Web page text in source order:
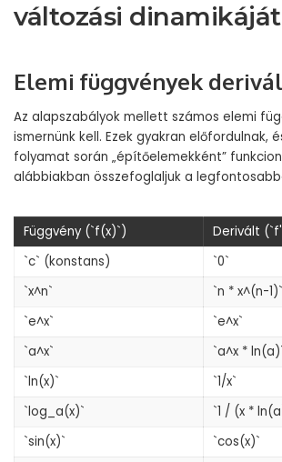
változási
Elemi függvények
Az alapszabályok mellett számos elemi
ismernünk kell. Ezek gyakran előfordulnak,
folyamat során „építőelemekként”
alábbiakban összefoglaljuk a
Függvény (`f(x)`)
Derivált
`c` (konstans)
`0`
`x^n`
`n * x^(n-1)`
`e^x`
`e^x`
`a^x`
`a^x *
`ln(x)`
`1/x`
`log_a(x)`
`1 / (x *
`sin(x)`
`cos(x)`